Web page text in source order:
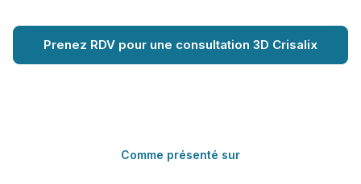
Prenez RDV pour une consultation 3D Crisalix
Comme présenté sur